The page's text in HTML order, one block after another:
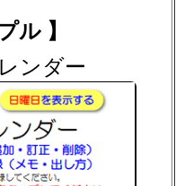
ル 】
ンダー